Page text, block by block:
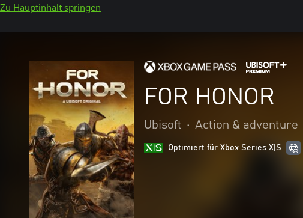
Zu Hauptinhalt springen
FOR HONOR
Ubisoft • Action & adventure
Optimiert für Xbox Series X|S